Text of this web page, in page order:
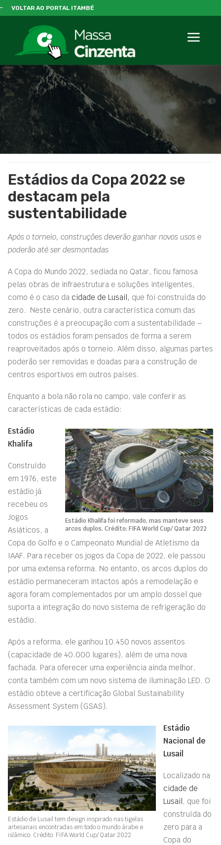
VOLTAR AO PORTAL ITAMBÉ
Estádios da Copa 2022 se
destacam pela
sustentabilidade
Após o torneio, construções deverão ganhar novos usos e
poderão até ser desmontadas
A Copa do Mundo 2022, sediada no Qatar, ficou famosa
pelas obras de infraestrutura e soluções inteligentes,
como é o caso da cidade de Lusail, que foi construída do
zero. Neste cenário, outra característica comum das
construções é a preocupação com a sustentabilidade –
todos os estádios foram pensados de forma a serem
reaproveitados após o torneio. Além disso, algumas partes
poderão ser removidas e doadas para a construção de
centros esportivos em outros países.
Enquanto a bola não rola no campo, vale conferir as
características de cada estádio:
Estádio Khalifa foi reformado, mas manteve seus
arcos duplos. Crédito: FIFA World Cup/ Qatar 2022
Estádio
Khalifa
Construído
em 1976, este
estádio já
recebeu os
Jogos
Asiáticos, a
Copa do Golfo e o Campeonato Mundial de Atletismo da
IAAF. Para receber os jogos da Copa de 2022, ele passou
por uma extensa reforma. No entanto, os arcos duplos do
estádio permaneceram intactos após a remodelação e
agora foram complementados por um amplo dossel que
suporta a integração do novo sistema de refrigeração do
estádio.
Após a reforma, ele ganhou 10.450 novos assentos
(capacidade de 40.000 lugares), além de uma nova
fachada. Para oferecer uma experiência ainda melhor,
conta também com um novo sistema de iluminação LED. O
estádio obteve a certificação Global Sustainability
Assessment System (GSAS).
Estádio de Lusail tem design inspirado nas tigelas
artesanais encontradas em todo o mundo árabe e
islâmico. Crédito: FIFA World Cup/ Qatar 2022
Estádio
Nacional de
Lusail
Localizado na
cidade de
Lusail, que foi
construída do
zero para a
Copa do